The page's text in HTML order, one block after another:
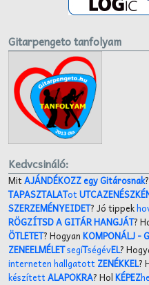
Gitarpengeto tanfolyam
Kedvcsináló:
MitAJÁNDÉKOZZ egy Gitárosnak
TAPASZTALATot
SZERZEMÉNYEIDET? Jó tippek
RÖGZÍTSD A GITÁR HANGJÁT?
ÖTLETET? HogyanKOMPONÁLJ-
ZENEELMÉLETsegíTségévEL?
interneten hallgatott ZENÉKKEL?
készítettALAPOKRA? HolKÉPEZ